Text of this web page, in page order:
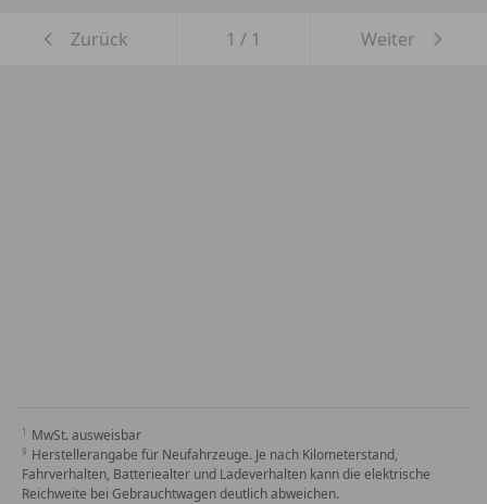
Zurück 1 / 1 Weiter
MwSt. ausweisbar
Herstellerangabe für Neufahrzeuge. Je nach Kilometerstand,
Fahrverhalten, Batteriealter und Ladeverhalten kann die elektrische
Reichweite bei Gebrauchtwagen deutlich abweichen.